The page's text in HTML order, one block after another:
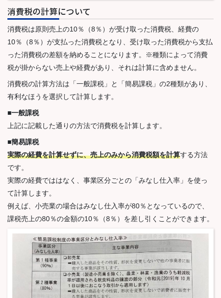
消費税の計算について
消費税は原則売上の10％（8％）が受け取った消費税、経費の
10％（8％）が支払った消費税となり、受け取った消費税から支払
った消費税の差額を納めることになります。※種類によって消費
税が掛からない売上や経費があり、それは計算に含めません。
消費税の計算方法は「一般課税」と「簡易課税」の2種類があり、
有利なほうを選択して計算します。
■一般課税
上記に記載した通りの方法で消費税を計算します。
■簡易課税
実際の経費を計算せずに、売上のみから消費税額を計算する方法
です。
実際の経費でははなく、事業区分ごとの「みなし仕入率」を使っ
て計算します。
例えば、小売業の場合はみなし仕入率が80％となっているので、
課税売上の80％の金額の10％（8％）を差し引くことができます。